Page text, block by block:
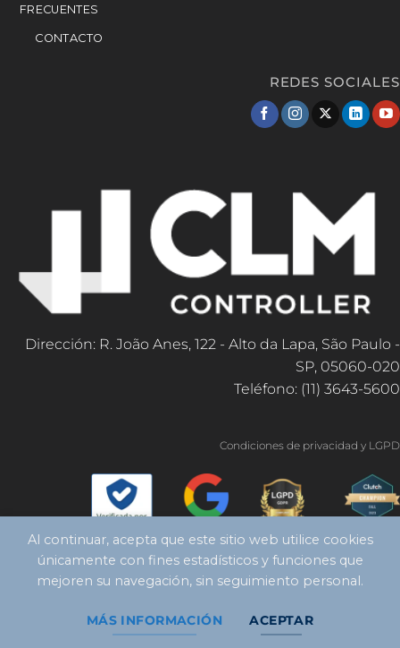
FRECUENTES
CONTACTO
REDES SOCIALES
Dirección: R. João Anes, 122 - Alto da Lapa, São Paulo -
SP, 05060-020
Teléfono: (11) 3643-5600
Condiciones de privacidad y LGPD
Copyright 2026 ©Controlador CLM
Al continuar, acepta que este sitio web utilice cookies
únicamente con fines estadísticos y funciones que
mejoren su navegación, sin seguimiento personal.
MÁS INFORMACIÓN ACEPTAR